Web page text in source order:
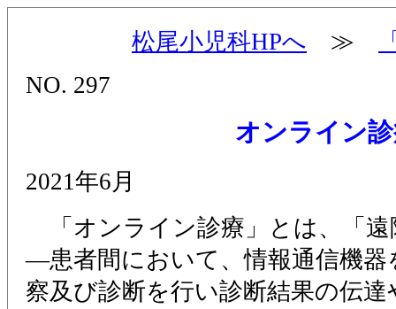
松尾小児科HPへ ≫
NO. 297
オンライン
2021年6月
「オンライン診療」とは、「遠
―患者間において、情報通信機器
察及び診断を行い診断結果の伝